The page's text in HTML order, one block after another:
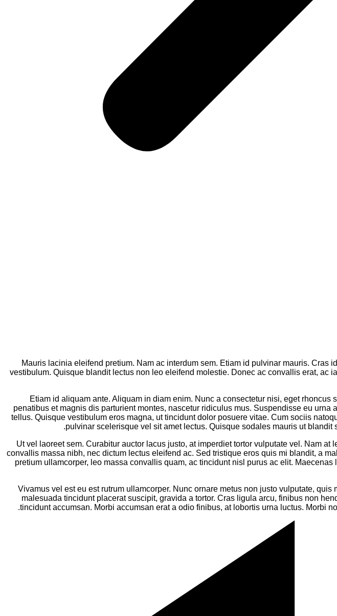
Mauris lacinia eleifend pretium. Nam ac interdum sem. Etiam id pulvinar mauris.
vestibulum. Quisque blandit lectus non leo eleifend molestie. Donec ac convallis erat, ac
Etiam id aliquam ante. Aliquam in diam enim. Nunc a consectetur nisi, eget
penatibus et magnis dis parturient montes, nascetur ridiculus mus. Suspendisse eu
tellus. Quisque vestibulum eros magna, ut tincidunt dolor posuere vitae. Cum sociis
pulvinar scelerisque vel sit amet lectus. Quisque sodales mauris ut
Ut vel laoreet sem. Curabitur auctor lacus justo, at imperdiet tortor vulputate vel. Nam
convallis massa nibh, nec dictum lectus eleifend ac. Sed tristique eros quis mi blandit, a
pretium ullamcorper, leo massa convallis quam, ac tincidunt nisl purus ac elit.
Vivamus vel est eu est rutrum ullamcorper. Nunc ornare metus non justo vulputate,
malesuada tincidunt placerat suscipit, gravida a tortor. Cras ligula arcu, finibus non
tincidunt accumsan. Morbi accumsan erat a odio finibus, at lobortis urna luctus. Morbi